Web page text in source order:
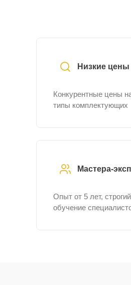
Низкие цены
Конкурентные цены
типы комплектующих
Мастера-
Опыт от 5 лет,
обучение